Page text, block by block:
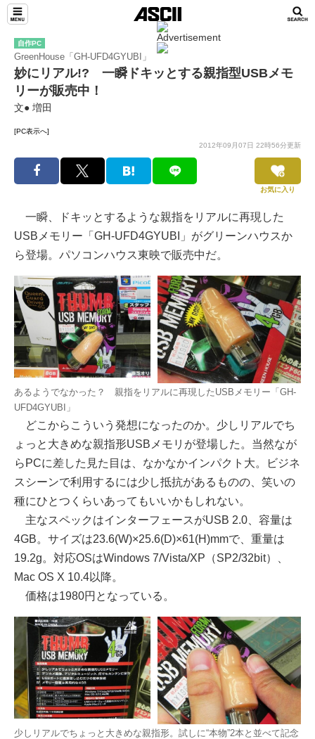
自作PC
GreenHouse「GH-UFD4GYUBI」
妙にリアル!? 一瞬ドキッとする親指型USBメモ
リーが販売中！
文● 増田
[PC表示へ]
2012年09月07日 22時56分更新
お気に入り
一瞬、ドキッとするような親指をリアルに再現した
USBメモリー「GH-UFD4GYUBI」がグリーンハウスか
ら登場。パソコンハウス東映で販売中だ。
あるようでなかった？ 親指をリアルに再現したUSBメモリー「GH-
UFD4GYUBI」
どこからこういう発想になったのか。少しリアルでち
ょっと大きめな親指形USBメモリが登場した。当然なが
らPCに差した見た目は、なかなかインパクト大。ビジネ
スシーンで利用するには少し抵抗があるものの、笑いの
種にひとつくらいあってもいいかもしれない。
主なスペックはインターフェースがUSB 2.0、容量は
4GB。サイズは23.6(W)×25.6(D)×61(H)mmで、重量は
19.2g。対応OSはWindows 7/Vista/XP（SP2/32bit）、
Mac OS X 10.4以降。
価格は1980円となっている。
少しリアルでちょっと大きめな親指形。試しに“本物”2本と並べて記念